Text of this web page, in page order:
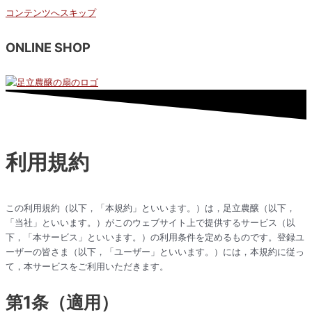
コンテンツへスキップ
ONLINE SHOP
利用規約
この利用規約（以下，「本規約」といいます。）は，足立農醸（以下，
「当社」といいます。）がこのウェブサイト上で提供するサービス（以
下，「本サービス」といいます。）の利用条件を定めるものです。登録ユ
ーザーの皆さま（以下，「ユーザー」といいます。）には，本規約に従っ
て，本サービスをご利用いただきます。
第1条（適用）